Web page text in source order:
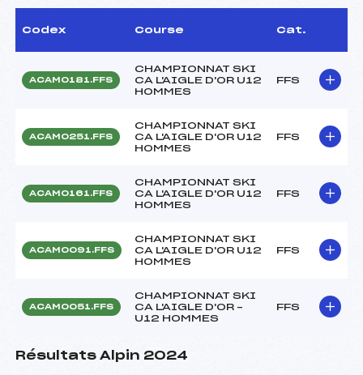
Codex Course Cat.
ACAM0181.FFS
CHAMPIONNAT SKI
CA L'AIGLE D'OR U12
HOMMES
FFS
ACAM0251.FFS
CHAMPIONNAT SKI
CA L'AIGLE D'OR U12
HOMMES
FFS
ACAM0161.FFS
CHAMPIONNAT SKI
CA L'AIGLE D'OR U12
HOMMES
FFS
ACAM0091.FFS
CHAMPIONNAT SKI
CA L'AIGLE D'OR U12
HOMMES
FFS
ACAM0051.FFS
CHAMPIONNAT SKI
CA L'AIGLE D'OR –
U12 HOMMES
FFS
Résultats Alpin 2024